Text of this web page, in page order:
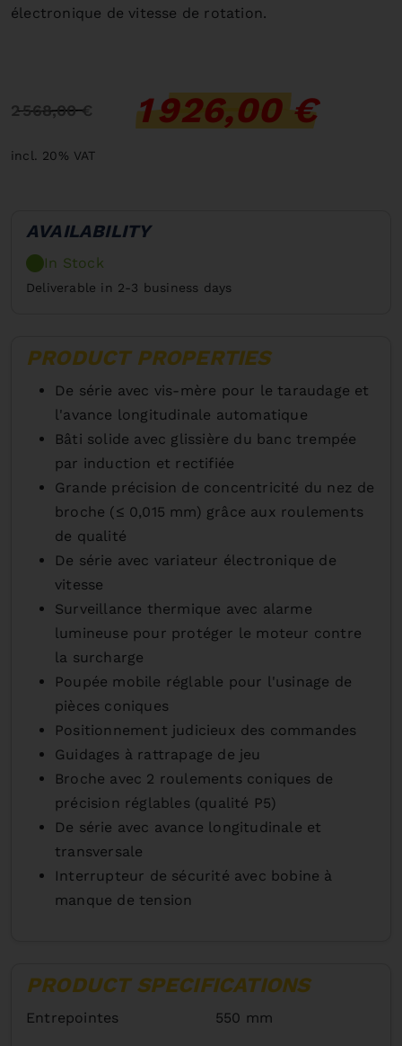
électronique de vitesse de rotation.
2 568,00 € 1 926,00 €
incl. 20% VAT
AVAILABILITY
In Stock
Deliverable in 2-3 business days
PRODUCT PROPERTIES
De série avec vis-mère pour le taraudage et
l'avance longitudinale automatique
Bâti solide avec glissière du banc trempée
par induction et rectifiée
Grande précision de concentricité du nez de
broche (≤ 0,015 mm) grâce aux roulements
de qualité
De série avec variateur électronique de
vitesse
Surveillance thermique avec alarme
lumineuse pour protéger le moteur contre
la surcharge
Poupée mobile réglable pour l'usinage de
pièces coniques
Positionnement judicieux des commandes
Guidages à rattrapage de jeu
Broche avec 2 roulements coniques de
précision réglables (qualité P5)
De série avec avance longitudinale et
transversale
Interrupteur de sécurité avec bobine à
manque de tension
PRODUCT SPECIFICATIONS
Entrepointes 550 mm